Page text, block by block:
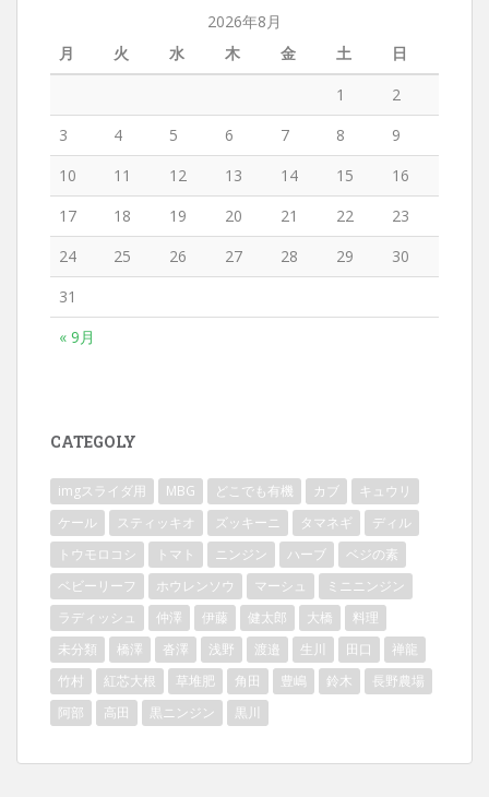
2026年8月
月
火 水 木 金 土 日
« 9月
1
2
3
4 5 6 7 8
9
10
11 12 13 14 15
16
17
18 19 20 21 22
23
24
25 26 27 28 29
30
31
CATEGOLY
imgスライダ用 MBG どこでも有機 カブ
キュウリ
ケール
スティッキオ ズッキーニ タマネギ
ディル
トウモロコシ
トマト ニンジン ハーブ
ベジの素
ベビーリーフ
ホウレンソウ マーシュ
ミニニンジン
ラディッシュ
仲澤 伊藤 健太郎 大橋
料理
未分類
橋澤 沓澤 浅野 渡邉 生川 田口
禅龍
竹村
紅芯大根 草堆肥 角田 豊嶋 鈴木
長野農場
阿部
高田 黒ニンジン 黒川